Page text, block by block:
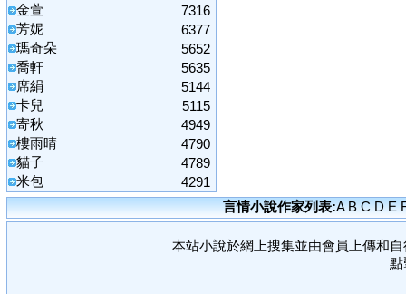
金萱
7316
芳妮
6377
瑪奇朵
5652
喬軒
5635
席絹
5144
卡兒
5115
寄秋
4949
樓雨晴
4790
貓子
4789
米包
4291
言情小說作家列表:A B C D E
本站小說於網上搜集並由會員上傳和
點